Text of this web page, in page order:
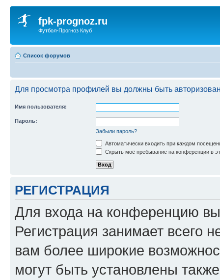
fpk-prognoz.ru
Футбол-Прогноз Клуб
Список форумов
Для просмотра профилей вы должны быть
Имя пользователя:
Пароль:
Забыли пароль?
Автоматически входить при каждом
Скрыть моё пребывание на конференции в
РЕГИСТРАЦИЯ
Для входа на конференцию
Регистрация занимает всего
вам более широкие
могут быть установлены